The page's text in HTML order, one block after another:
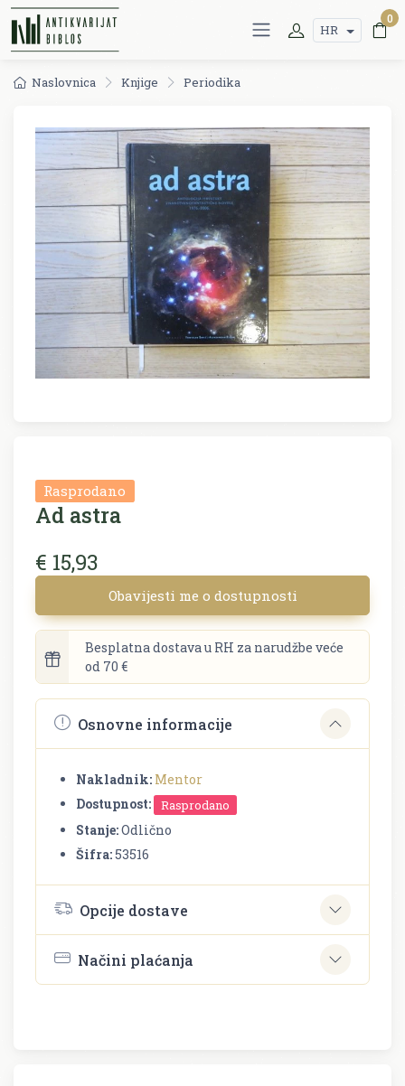
HR
0
Naslovnica Knjige Periodika
Rasprodano
Ad astra
€ 15,93
Obavijesti me o dostupnosti
Besplatna dostava u RH za narudžbe veće
od 70 €
Osnovne informacije
Nakladnik: Mentor
Dostupnost:
Rasprodano
Stanje:Odlično
Šifra:53516
Opcije dostave
Načini plaćanja